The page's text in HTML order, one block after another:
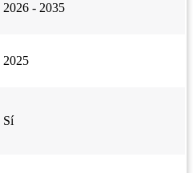
2026 - 2035
2025
Sí